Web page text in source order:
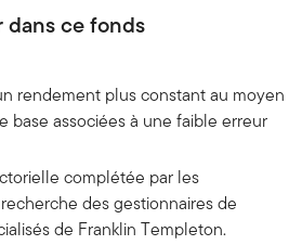
dans ce fonds
rendement plus constant au moyen
base associées à une faible erreur
complétée par les
des gestionnaires de
de Franklin Templeton.